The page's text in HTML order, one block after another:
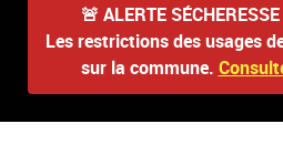
🚨 ALERTE
Les restrictions des usages
sur la commune.